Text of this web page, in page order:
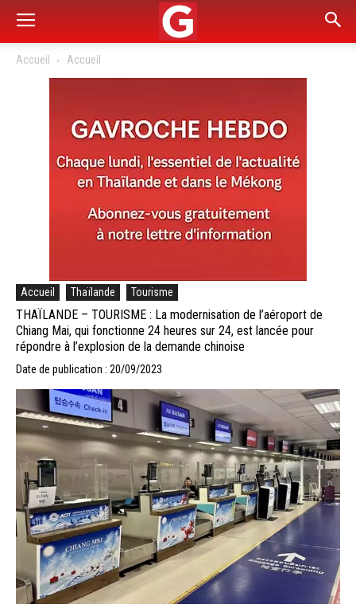
Accueil Accueil
Accueil Thaïlande Tourisme
THAÏLANDE – TOURISME : La modernisation de l’aéroport de
Chiang Mai, qui fonctionne 24 heures sur 24, est lancée pour
répondre à l’explosion de la demande chinoise
Date de publication : 20/09/2023